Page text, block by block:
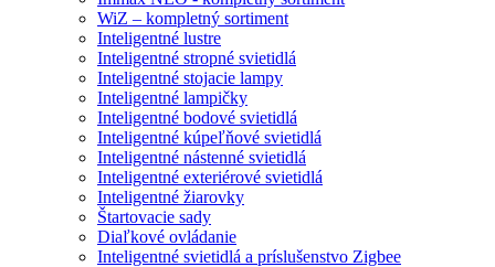
WiZ – kompletný sortiment
Inteligentné lustre
Inteligentné stropné svietidlá
Inteligentné stojacie lampy
Inteligentné lampičky
Inteligentné bodové svietidlá
Inteligentné kúpeľňové svietidlá
Inteligentné nástenné svietidlá
Inteligentné exteriérové svietidlá
Inteligentné žiarovky
Štartovacie sady
Diaľkové ovládanie
Inteligentné svietidlá a príslušenstvo Zigbee